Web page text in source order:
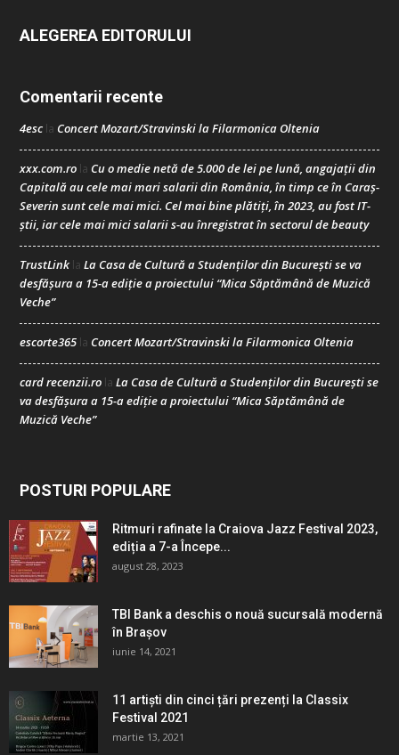
ALEGEREA EDITORULUI
Comentarii recente
4esc la Concert Mozart/Stravinski la Filarmonica Oltenia
xxx.com.ro la Cu o medie netă de 5.000 de lei pe lună, angajații din
Capitală au cele mai mari salarii din România, în timp ce în Caraș-
Severin sunt cele mai mici. Cel mai bine plătiți, în 2023, au fost IT-
știi, iar cele mai mici salarii s-au înregistrat în sectorul de beauty
TrustLink la La Casa de Cultură a Studenților din București se va
desfășura a 15-a ediție a proiectului “Mica Săptămână de Muzică
Veche”
escorte365 la Concert Mozart/Stravinski la Filarmonica Oltenia
card recenzii.ro la La Casa de Cultură a Studenților din București se
va desfășura a 15-a ediție a proiectului “Mica Săptămână de
Muzică Veche”
POSTURI POPULARE
Ritmuri rafinate la Craiova Jazz Festival 2023,
ediția a 7-a Începe...
august 28, 2023
TBI Bank a deschis o nouă sucursală modernă
în Brașov
iunie 14, 2021
11 artiști din cinci țări prezenți la Classix
Festival 2021
martie 13, 2021